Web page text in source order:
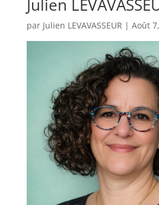
Julien
par Julien LEVAVASSEUR | Août